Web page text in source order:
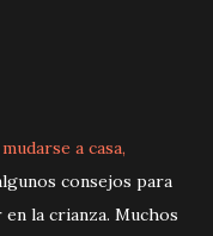
a casa,
consejos para
la crianza. Muchos